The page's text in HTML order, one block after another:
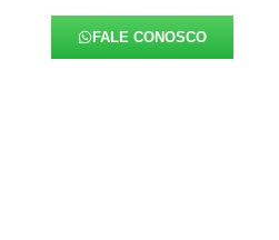
FALE CONOSCO